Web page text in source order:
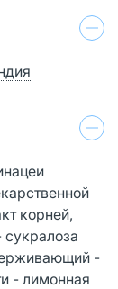
корней,
сукралоза
-
- лимонная